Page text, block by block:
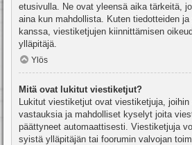
etusivulla. Ne ovat yleensä aika tärkeitä,
aina kun mahdollista. Kuten tiedotteiden
kanssa, viestiketjujen kiinnittämisen
ylläpitäjä.
Ylös
Mitä ovat lukitut viestiketjut?
Lukitut viestiketjut ovat viestiketjuja, joihin
vastauksia ja mahdolliset kyselyt joita
päättyneet automaattisesti. Viestiketjuja
syistä ylläpitäjän tai foorumin valvojan